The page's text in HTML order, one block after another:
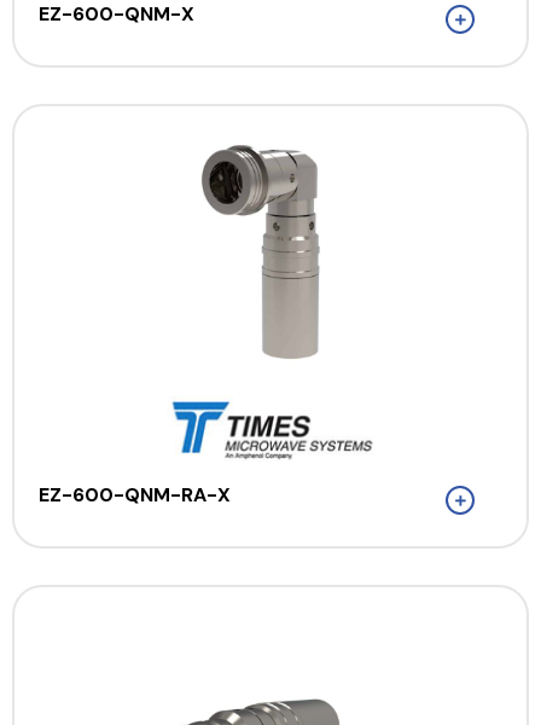
EZ-600-QNM-X
EZ-600-QNM-RA-X